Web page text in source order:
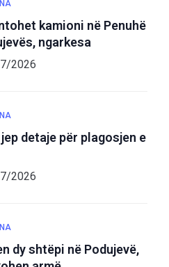
kamioni në Penuhë
ngarkesa
2026
detaje për plagosjen e
2026
dy shtëpi në Podujevë,